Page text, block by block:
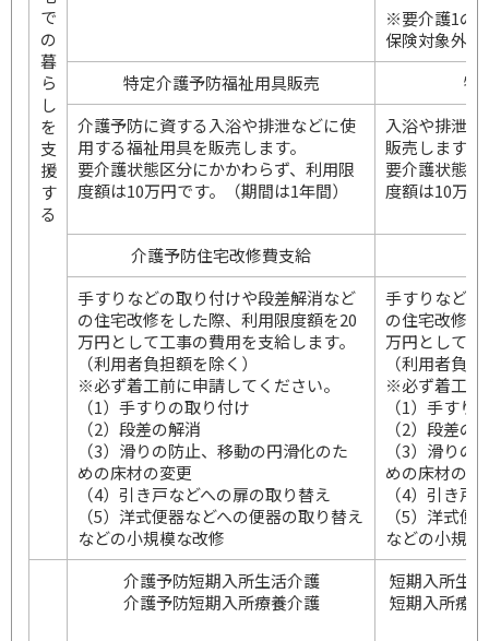
で
の
暮
ら
し
を
支
援
す
る
※要介護1の
保険対象外
特定介護予防福祉用具販売
特
介護予防に資する入浴や排泄などに使
用する福祉用具を販売します。
要介護状態区分にかかわらず、利用限
度額は10万円です。（期間は1年間）
入浴や排泄
販売します。
要介護状態
度額は10万
介護予防住宅改修費支給
手すりなどの取り付けや段差解消など
の住宅改修をした際、利用限度額を20
万円として工事の費用を支給します。
（利用者負担額を除く）
※必ず着工前に申請してください。
（1）手すりの取り付け
（2）段差の解消
（3）滑りの防止、移動の円滑化のた
めの床材の変更
（4）引き戸などへの扉の取り替え
（5）洋式便器などへの便器の取り替え
などの小規模な改修
手すりなど
の住宅改修
万円として
（利用者負
※必ず着工前
（1）手すり
（2）段差の
（3）滑り
めの床材の変
（4）引き戸
（5）洋式
などの小規
介護予防短期入所生活介護
介護予防短期入所療養介護
短期入所生
短期入所療